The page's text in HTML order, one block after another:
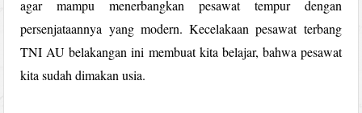
agar mampu menerbangkan pesawat tempur dengan
persenjataannya yang modern. Kecelakaan pesawat terbang
TNI AU belakangan ini membuat kita belajar, bahwa pesawat
kita sudah dimakan usia.